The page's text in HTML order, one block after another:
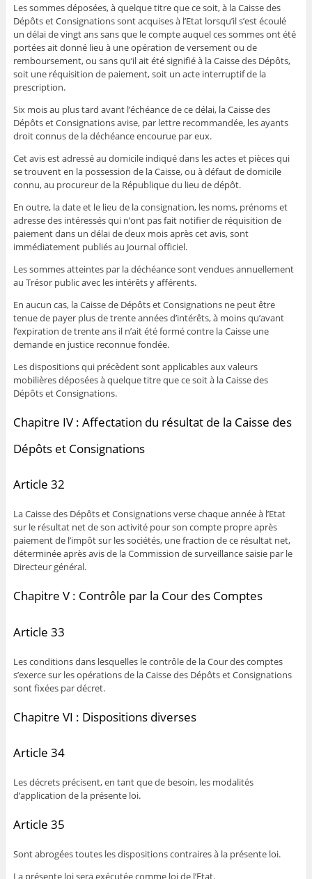
Les sommes déposées, à quelque titre que ce soit, à la Caisse des
Dépôts et Consignations sont acquises à l’Etat lorsqu’il s’est écoulé
un délai de vingt ans sans que le compte auquel ces sommes ont été
portées ait donné lieu à une opération de versement ou de
remboursement, ou sans qu’il ait été signifié à la Caisse des Dépôts,
soit une réquisition de paiement, soit un acte interruptif de la
prescription.
Six mois au plus tard avant l’échéance de ce délai, la Caisse des
Dépôts et Consignations avise, par lettre recommandée, les ayants
droit connus de la déchéance encourue par eux.
Cet avis est adressé au domicile indiqué dans les actes et pièces qui
se trouvent en la possession de la Caisse, ou à défaut de domicile
connu, au procureur de la République du lieu de dépôt.
En outre, la date et le lieu de la consignation, les noms, prénoms et
adresse des intéressés qui n’ont pas fait notifier de réquisition de
paiement dans un délai de deux mois après cet avis, sont
immédiatement publiés au Journal officiel.
Les sommes atteintes par la déchéance sont vendues annuellement
au Trésor public avec les intérêts y afférents.
En aucun cas, la Caisse de Dépôts et Consignations ne peut être
tenue de payer plus de trente années d’intérêts, à moins qu’avant
l’expiration de trente ans il n’ait été formé contre la Caisse une
demande en justice reconnue fondée.
Les dispositions qui précèdent sont applicables aux valeurs
mobilières déposées à quelque titre que ce soit à la Caisse des
Dépôts et Consignations.
Chapitre IV : Affectation du résultat de la Caisse des
Dépôts et Consignations
Article 32
La Caisse des Dépôts et Consignations verse chaque année à l’Etat
sur le résultat net de son activité pour son compte propre après
paiement de l’impôt sur les sociétés, une fraction de ce résultat net,
déterminée après avis de la Commission de surveillance saisie par le
Directeur général.
Chapitre V : Contrôle par la Cour des Comptes
Article 33
Les conditions dans lesquelles le contrôle de la Cour des comptes
s’exerce sur les opérations de la Caisse des Dépôts et Consignations
sont fixées par décret.
Chapitre VI : Dispositions diverses
Article 34
Les décrets précisent, en tant que de besoin, les modalités
d’application de la présente loi.
Article 35
Sont abrogées toutes les dispositions contraires à la présente loi.
La présente loi sera exécutée comme loi de l’Etat.